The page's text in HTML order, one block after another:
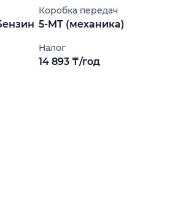
Коробка передач
5-MT (механика)
Налог
14 893 ₸/год